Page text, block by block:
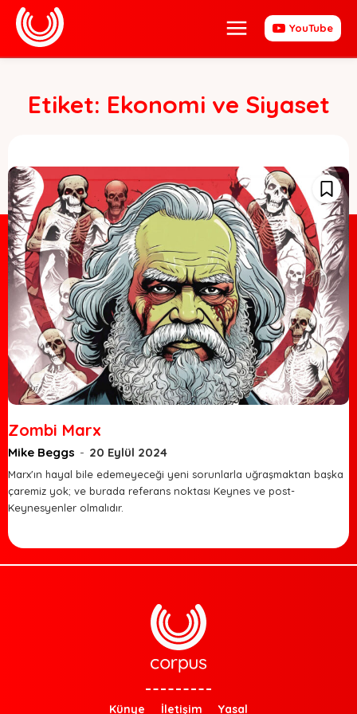
YouTube
Etiket: Ekonomi ve Siyaset
Zombi Marx
Mike Beggs - 20 Eylül 2024
Marx'ın hayal bile edemeyeceği yeni sorunlarla uğraşmaktan başka
çaremiz yok; ve burada referans noktası Keynes ve post-
Keynesyenler olmalıdır.
Künye İletişim Yasal